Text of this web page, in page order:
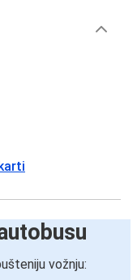
vožnju: